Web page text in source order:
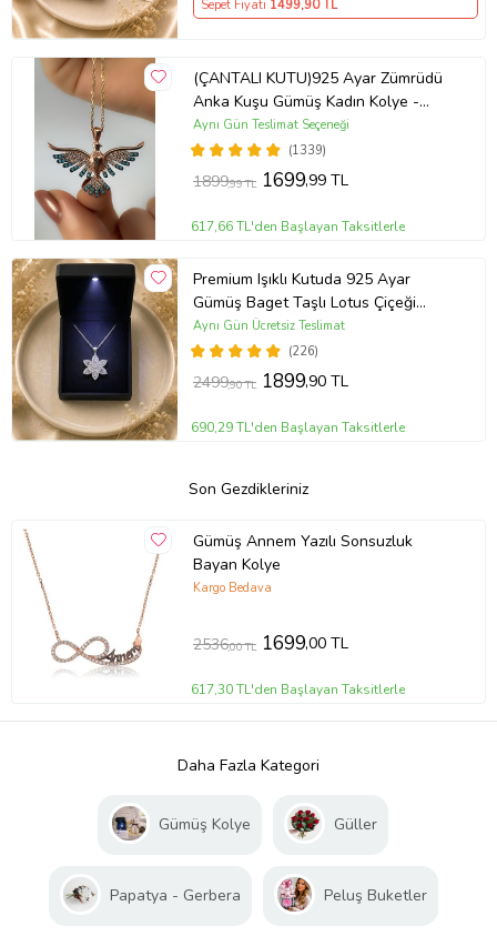
Sepet Fiyatı 1499,90 TL
(ÇANTALI KUTU)925 Ayar Zümrüdü
Anka Kuşu Gümüş Kadın Kolye -
MAVİ
(1339)
Aynı Gün Teslimat Seçeneği
1899,99 TL 1699,99 TL
617,66 TL'den Başlayan Taksitlerle
Premium Işıklı Kutuda 925 Ayar
Gümüş Baget Taşlı Lotus Çiçeği
Kolye
(226)
Aynı Gün Ücretsiz Teslimat
2499,90 TL 1899,90 TL
690,29 TL'den Başlayan Taksitlerle
Son Gezdikleriniz
Gümüş Annem Yazılı Sonsuzluk
Bayan Kolye
Kargo Bedava
2536,00 TL 1699,00 TL
617,30 TL'den Başlayan Taksitlerle
Daha Fazla Kategori
Gümüş Kolye Güller
Papatya - Gerbera Peluş Buketler